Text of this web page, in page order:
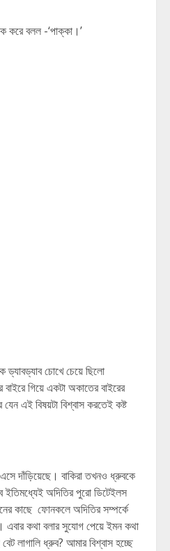
করে বলল -‘পাক্কা।’
চোখে চেয়ে ছিলো
গিয়ে একটা অকাতের বাইরের
যেন এই বিষয়টা বিশ্বাস করতেই কষ্ট
দাঁড়িয়েছে। বাকিরা তখনও ধ্রুবকে
ইতিমধ্যেই অদিতির পুরো ডিটেইলস
কাছে ফোনকলে অদিতির সম্পর্কে
কথা বলার সুযোগ পেয়ে ইমন কথা
লাগালি ধ্রুব? আমার বিশ্বাস হচ্ছে